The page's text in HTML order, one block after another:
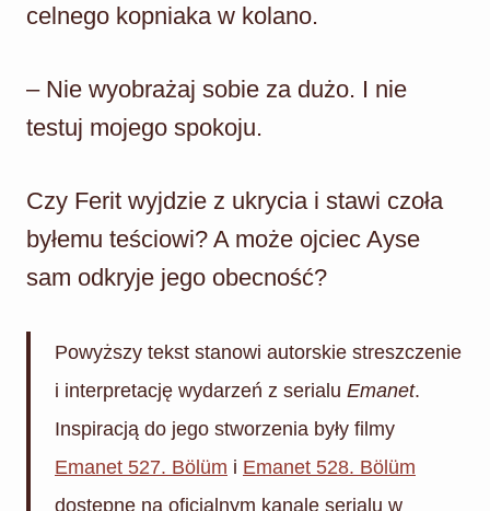
celnego kopniaka w kolano.
– Nie wyobrażaj sobie za dużo. I nie
testuj mojego spokoju.
Czy Ferit wyjdzie z ukrycia i stawi czoła
byłemu teściowi? A może ojciec Ayse
sam odkryje jego obecność?
Powyższy tekst stanowi autorskie streszczenie
i interpretację wydarzeń z serialu Emanet.
Inspiracją do jego stworzenia były filmy
Emanet 527. Bölüm i Emanet 528. Bölüm
dostępne na oficjalnym kanale serialu w